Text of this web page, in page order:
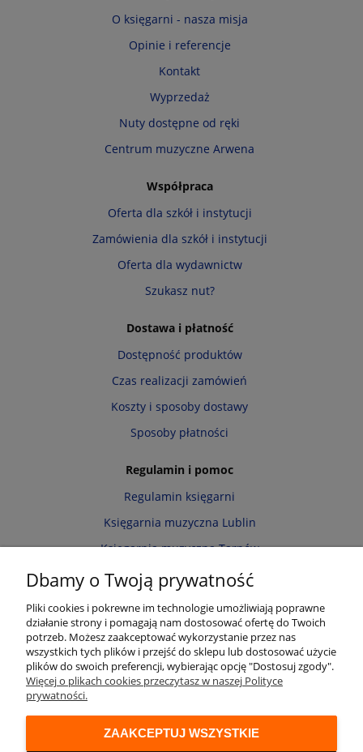
O księgarni - nasza misja
Opinie i referencje
Kontakt
Wyprzedaż
Nuty dostępne od ręki
Centrum muzyczne Arwena
Współpraca
Oferta dla szkół i instytucji
Zamówienia dla szkół i instytucji
Oferta dla wydawnictw
Szukasz nut?
Dostawa i płatność
Dostępność produktów
Czas realizacji zamówień
Koszty i sposoby dostawy
Sposoby płatności
Regulamin i pomoc
Regulamin księgarni
Księgarnia muzyczna Lublin
Księgarnia muzyczna Tarnów
Informacja o cookies
Zwroty i reklamacje
Moje konto
Twoje zamówienia
Przechowalnia
Ustawienia konta
Dbamy o Twoją prywatność
Pliki cookies i pokrewne im technologie umożliwiają poprawne
działanie strony i pomagają nam dostosować ofertę do Twoich
potrzeb. Możesz zaakceptować wykorzystanie przez nas
wszystkich tych plików i przejść do sklepu lub dostosować użycie
plików do swoich preferencji, wybierając opcję "Dostosuj zgody".
Więcej o plikach cookies przeczytasz w naszej Polityce
prywatności.
ZAAKCEPTUJ WSZYSTKIE